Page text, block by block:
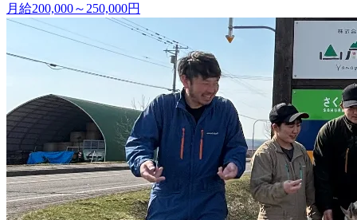
月給200,000～250,000円